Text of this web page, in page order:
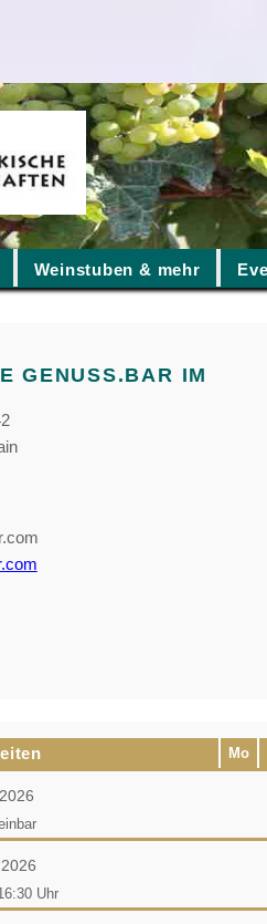
Weinstuben & mehr
GENUSS.BAR IM
Mo
Uhr